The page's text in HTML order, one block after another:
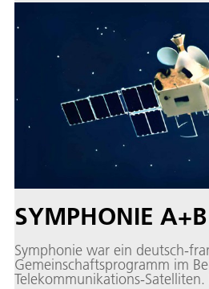
SYMPHONIE A+B
Symphonie war ein deutsch-
Gemeinschaftsprogramm im
Telekommunikations-